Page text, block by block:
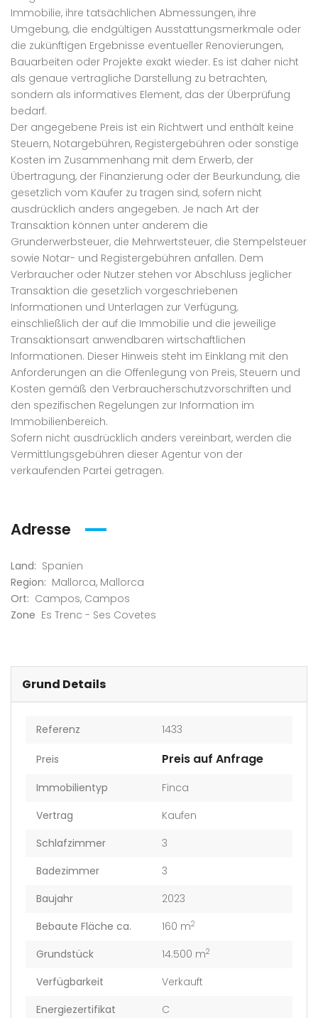
Immobilie, ihre tatsächlichen Abmessungen, ihre
Umgebung, die endgültigen Ausstattungsmerkmale oder
die zukünftigen Ergebnisse eventueller Renovierungen,
Bauarbeiten oder Projekte exakt wieder. Es ist daher nicht
als genaue vertragliche Darstellung zu betrachten,
sondern als informatives Element, das der Überprüfung
bedarf.
Der angegebene Preis ist ein Richtwert und enthält keine
Steuern, Notargebühren, Registergebühren oder sonstige
Kosten im Zusammenhang mit dem Erwerb, der
Übertragung, der Finanzierung oder der Beurkundung, die
gesetzlich vom Käufer zu tragen sind, sofern nicht
ausdrücklich anders angegeben. Je nach Art der
Transaktion können unter anderem die
Grunderwerbsteuer, die Mehrwertsteuer, die Stempelsteuer
sowie Notar- und Registergebühren anfallen. Dem
Verbraucher oder Nutzer stehen vor Abschluss jeglicher
Transaktion die gesetzlich vorgeschriebenen
Informationen und Unterlagen zur Verfügung,
einschließlich der auf die Immobilie und die jeweilige
Transaktionsart anwendbaren wirtschaftlichen
Informationen. Dieser Hinweis steht im Einklang mit den
Anforderungen an die Offenlegung von Preis, Steuern und
Kosten gemäß den Verbraucherschutzvorschriften und
den spezifischen Regelungen zur Information im
Immobilienbereich.
Sofern nicht ausdrücklich anders vereinbart, werden die
Vermittlungsgebühren dieser Agentur von der
verkaufenden Partei getragen.
Adresse
Land: Spanien
Region: Mallorca, Mallorca
Ort: Campos, Campos
Zone Es Trenc - Ses Covetes
Grund Details
Referenz 1433
Preis Preis auf Anfrage
Immobilientyp
Finca
Vertrag
Kaufen
Schlafzimmer
3
Badezimmer
3
Baujahr
2023
Bebaute Fläche ca.
160 m2
Grundstück 14.500 m2
Verfügbarkeit
Verkauft
Energiezertifikat
C